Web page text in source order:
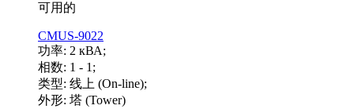
可用的
CMUS-9022
功率: 2 кВА;
相数: 1 - 1;
类型: 线上 (On-line);
外形: 塔 (Tower)